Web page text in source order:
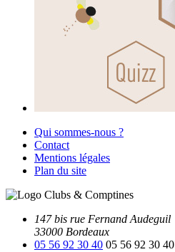
Qui sommes-nous ?
Contact
Mentions légales
Plan du site
147 bis rue Fernand Audeguil
33000 Bordeaux
05 56 92 30 40 05 56 92 30 40